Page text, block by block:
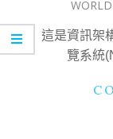
這是資訊架
覽系統